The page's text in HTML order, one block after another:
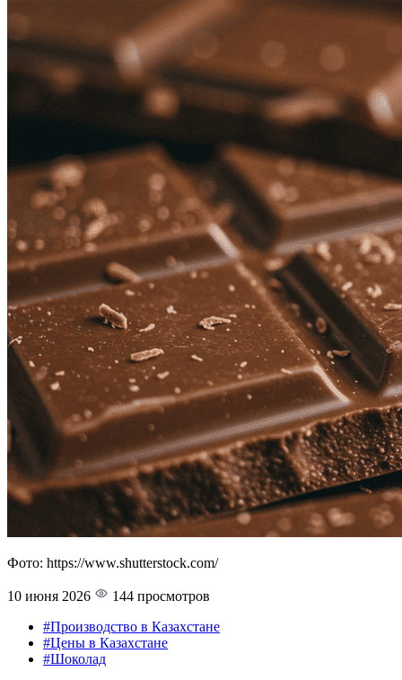
Фото: https://www.shutterstock.com/
10 июня 2026
144 просмотров
#Производство в Казахстане
#Цены в Казахстане
#Шоколад